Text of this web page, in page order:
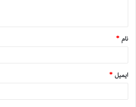
نام*
ایمیل*